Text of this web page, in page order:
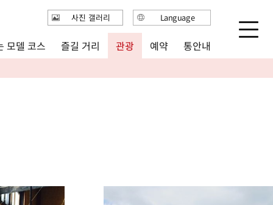
모델 코스 즐길 거리 관광 예약 통안내
사진 갤러리 Language
English
简体中文